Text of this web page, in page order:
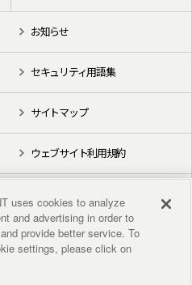
お知らせ
セキュリティ用語集
サイトマップ
ウェブサイト利用規約
YouTube
uses cookies to analyze
and advertising in order to
provide better service. To
settings, please click on